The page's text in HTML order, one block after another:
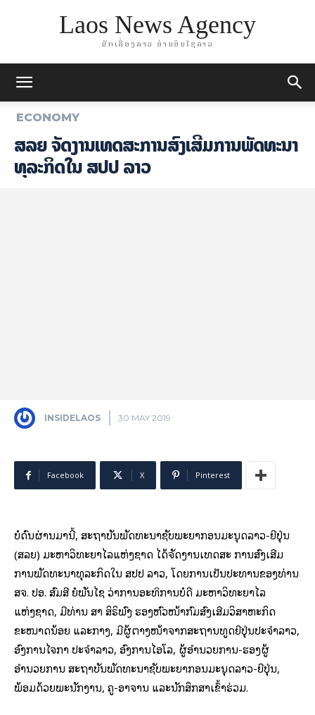
Laos News Agency
ມັກເລື່ອງລາວ ອ່ານອິນໄຊລາວ
ECONOMY
ສລຍ ຈັດງານເທດສະການສົ່ງເສີມການພັດທະນາ
ທຸລະກິດໃນ ສປປ ລາວ
INSIDELAOS 30 MAY 2019
Facebook X Pinterest
ບໍ່ດົນຜ່ານມານີ້, ສະຖາບັນພັດທະນາຊັບພະຍາກອນມະນຸດລາວ-ຍີ່ປຸ່ນ
(ສລຍ) ມະຫາວິທະຍາໄລແຫ່ງຊາດ ໄດ້ຈັດງານເທດສະ ການສົ່ງເສີມ
ການພັດທະນາທຸລະກິດໃນ ສປປ ລາວ, ໂດຍການເປັນປະທານຂອງທ່ານ
ສຈ. ປອ. ສົມສີ ຍໍພັນໄຊ ວ່າການອະທິການບໍດີ ມະຫາວິທະຍາໄລ
ແຫ່ງຊາດ, ມີທ່ານ ສາ ສິຣິພົງ ຮອງຫົວໜ້າກົມສົ່ງເສີມວິສາຫະກິດ
ຂະໜາດນ້ອຍ ແລະກາງ, ມີຜູ້ຕາງໜ້າຈາກສະຖານທູດຍີ່ປຸ່ນປະຈຳລາວ,
ອົງການໄຈກາ ປະຈຳລາວ, ອົງການໄອໂລ, ຜູ້ອຳນວຍການ-ຮອງຜູ້
ອຳນວຍການ ສະຖາບັນພັດທະນາຊັບພະຍາກອນມະນຸດລາວ-ຍີ່ປຸ່ນ,
ພ້ອມດ້ວຍພະນັກງານ, ຄູ-ອາຈານ ແລະນັກສຶກສາເຂົ້າຮ່ວມ.